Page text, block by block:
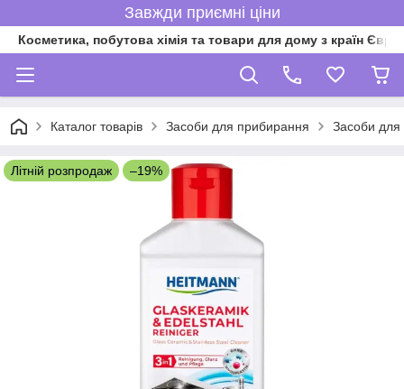
Завжди приємні ціни
Косметика, побутова хімія та товари для дому з країн
Каталог товарів Засоби для прибирання Засоби для
Літній розпродаж –19%